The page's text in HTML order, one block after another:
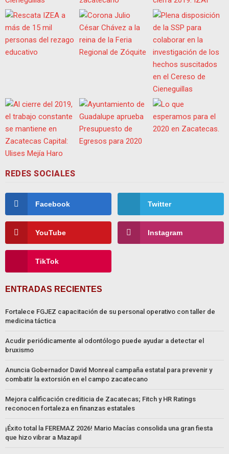
REDES SOCIALES
Facebook Twitter
YouTube Instagram
TikTok
ENTRADAS RECIENTES
Fortalece FGJEZ capacitación de su personal operativo con taller de
medicina táctica
Acudir periódicamente al odontólogo puede ayudar a detectar el
bruxismo
Anuncia Gobernador David Monreal campaña estatal para prevenir y
combatir la extorsión en el campo zacatecano
Mejora calificación crediticia de Zacatecas; Fitch y HR Ratings
reconocen fortaleza en finanzas estatales
¡Éxito total la FEREMAZ 2026! Mario Macías consolida una gran fiesta
que hizo vibrar a Mazapil